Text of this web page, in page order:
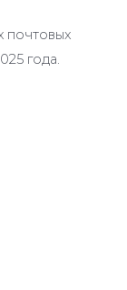
почтовых
года.